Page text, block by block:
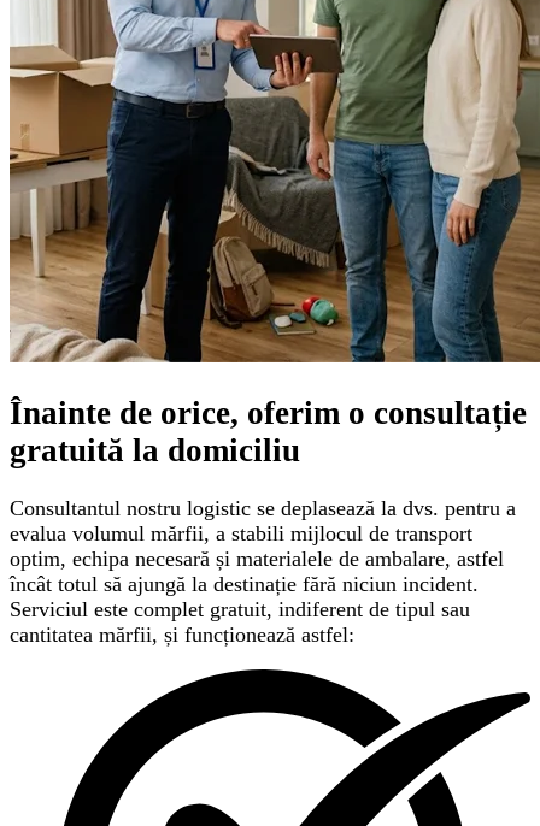
Înainte de orice, oferim o consultație
gratuită la domiciliu
Consultantul nostru logistic se deplasează la dvs. pentru a
evalua volumul mărfii, a stabili mijlocul de transport
optim, echipa necesară și materialele de ambalare, astfel
încât totul să ajungă la destinație fără niciun incident.
Serviciul este complet gratuit, indiferent de tipul sau
cantitatea mărfii, și funcționează astfel: